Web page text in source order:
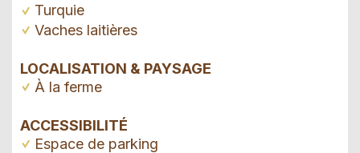
Turquie
Vaches laitières
LOCALISATION & PAYSAGE
À la ferme
ACCESSIBILITÉ
Espace de parking